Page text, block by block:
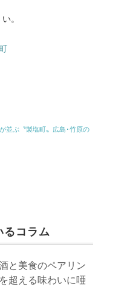
。
並ぶ〝製塩町〟広島･竹原の
るコラム
と美食のペアリン
超える味わいに唖